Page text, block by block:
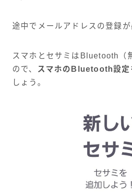
途中でメールアドレスの登録が
スマホとセサミはBluetooth（
ので、
スマホのBluetooth設定
しょう。